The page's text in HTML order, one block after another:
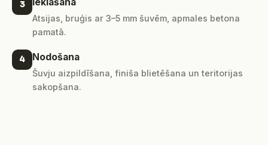
3
Atsijas, bruģis ar 3–5 mm šuvēm, apmales betona
pamatā.
4 Nodošana
Šuvju aizpildīšana, finiša blietēšana un teritorijas
sakopšana.